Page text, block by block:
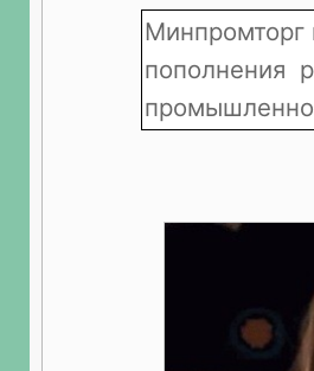
Минпромторг
пополнения